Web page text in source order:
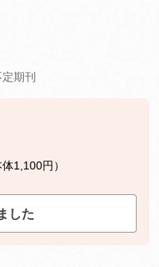
期刊
1,100円）
した